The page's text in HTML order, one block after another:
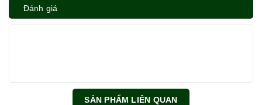
Đánh giá
SẢN PHẨM LIÊN QUAN